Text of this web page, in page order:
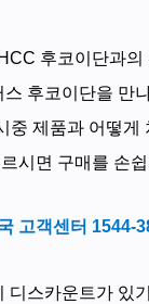
후코이단과
후코이단을 만
중 제품과 어떻
시면 구매를 손
고객센터 1544-
디스카운트가 있